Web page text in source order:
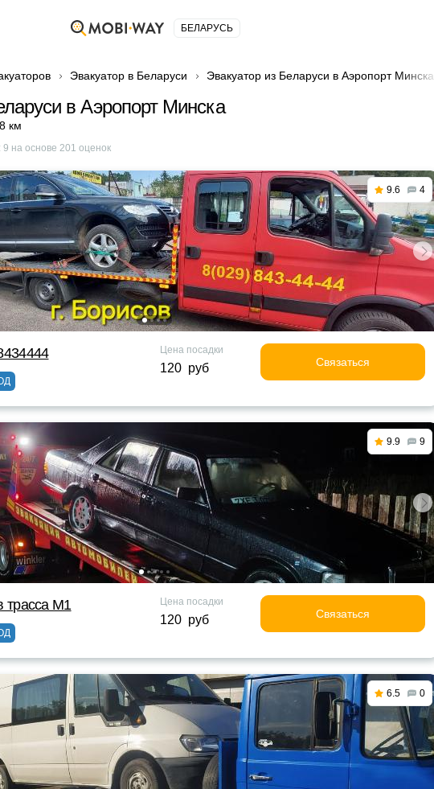
БЕЛАРУСЬ
Эвакуатор в Беларуси Эвакуатор из Беларуси в Аэропорт Минска
в Аэропорт Минска
км
9 на основе 201 оценок
9.6 4
Цена посадки
120 руб Связаться
9.9 9
трасса М1 Цена посадки
120 руб Связаться
6.5 0